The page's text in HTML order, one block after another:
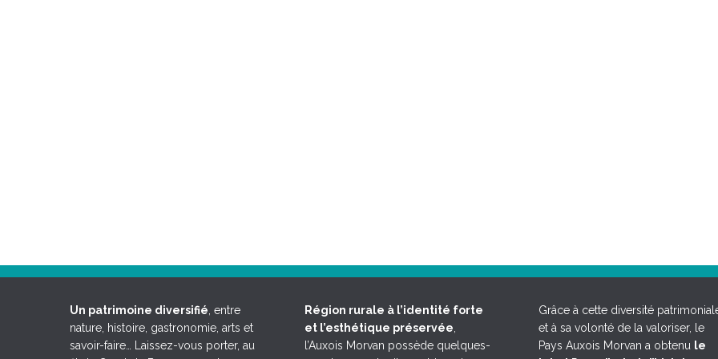
Un patrimoine diversifié , entre
nature, histoire, gastronomie, arts et
savoir-faire… Laissez-vous porter, au
Région rurale à l’identité forte
et l’esthétique préservée
l’Auxois Morvan possède quelques-
Grâce à cette diversité
et à sa volonté de la valoriser, le
Pays Auxois Morvan a obtenu le